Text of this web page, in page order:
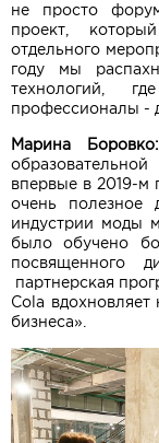
не просто
проект,
отдельного
году мы
технологий,
профессионалы -
Марина Боровко:
впервые в 2019-м
очень полезное
индустрии моды
было обучено
посвященного
партнерская
Cola
бизнеса».